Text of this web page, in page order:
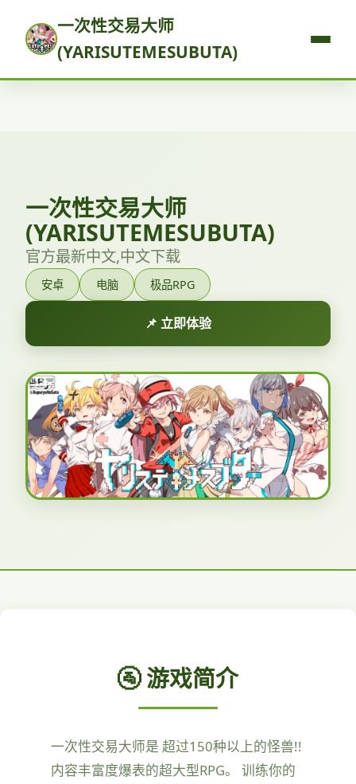
一次性交易大师
(YARISUTEMESUBUTA)
一次性交易大师
(YARISUTEMESUBUTA)
官方最新中文,中文下载
安卓 电脑 极品RPG
📌 立即体验
🚰 游戏简介
一次性交易大师是 超过150种以上的怪兽!!
内容丰富度爆表的超大型RPG。 训练你的